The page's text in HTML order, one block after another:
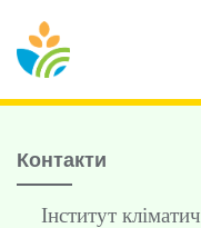
Контакти
Інститут